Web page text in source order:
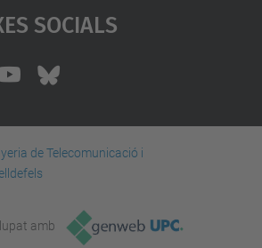
Socials
de Telecomunicació i
amb